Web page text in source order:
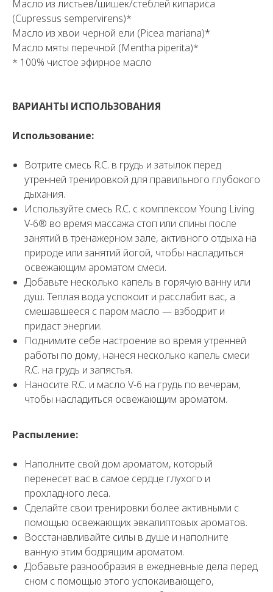
Масло из листьев/шишек/стеблей кипариса
(Cupressus sempervirens)*
Масло из хвои черной ели (Picea mariana)*
Масло мяты перечной (Mentha piperita)*
* 100% чистое эфирное масло
ВАРИАНТЫ ИСПОЛЬЗОВАНИЯ
Использование:
Вотрите смесь R.C. в грудь и затылок перед
утренней тренировкой для правильного глубокого
дыхания.
Используйте смесь R.C. с комплексом Young Living
V-6® во время массажа стоп или спины после
занятий в тренажерном зале, активного отдыха на
природе или занятий йогой, чтобы насладиться
освежающим ароматом смеси.
Добавьте несколько капель в горячую ванну или
душ. Теплая вода успокоит и расслабит вас, а
смешавшееся с паром масло — взбодрит и
придаст энергии.
Поднимите себе настроение во время утренней
работы по дому, нанеся несколько капель смеси
R.C. на грудь и запястья.
Наносите R.C. и масло V-6 на грудь по вечерам,
чтобы насладиться освежающим ароматом.
Распыление:
Наполните свой дом ароматом, который
перенесет вас в самое сердце глухого и
прохладного леса.
Сделайте свои тренировки более активными с
помощью освежающих эвкалиптовых ароматов.
Восстанавливайте силы в душе и наполните
ванную этим бодрящим ароматом.
Добавьте разнообразия в ежедневные дела перед
сном с помощью этого успокаивающего,